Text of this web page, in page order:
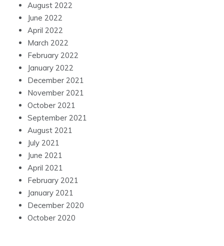
August 2022
June 2022
April 2022
March 2022
February 2022
January 2022
December 2021
November 2021
October 2021
September 2021
August 2021
July 2021
June 2021
April 2021
February 2021
January 2021
December 2020
October 2020